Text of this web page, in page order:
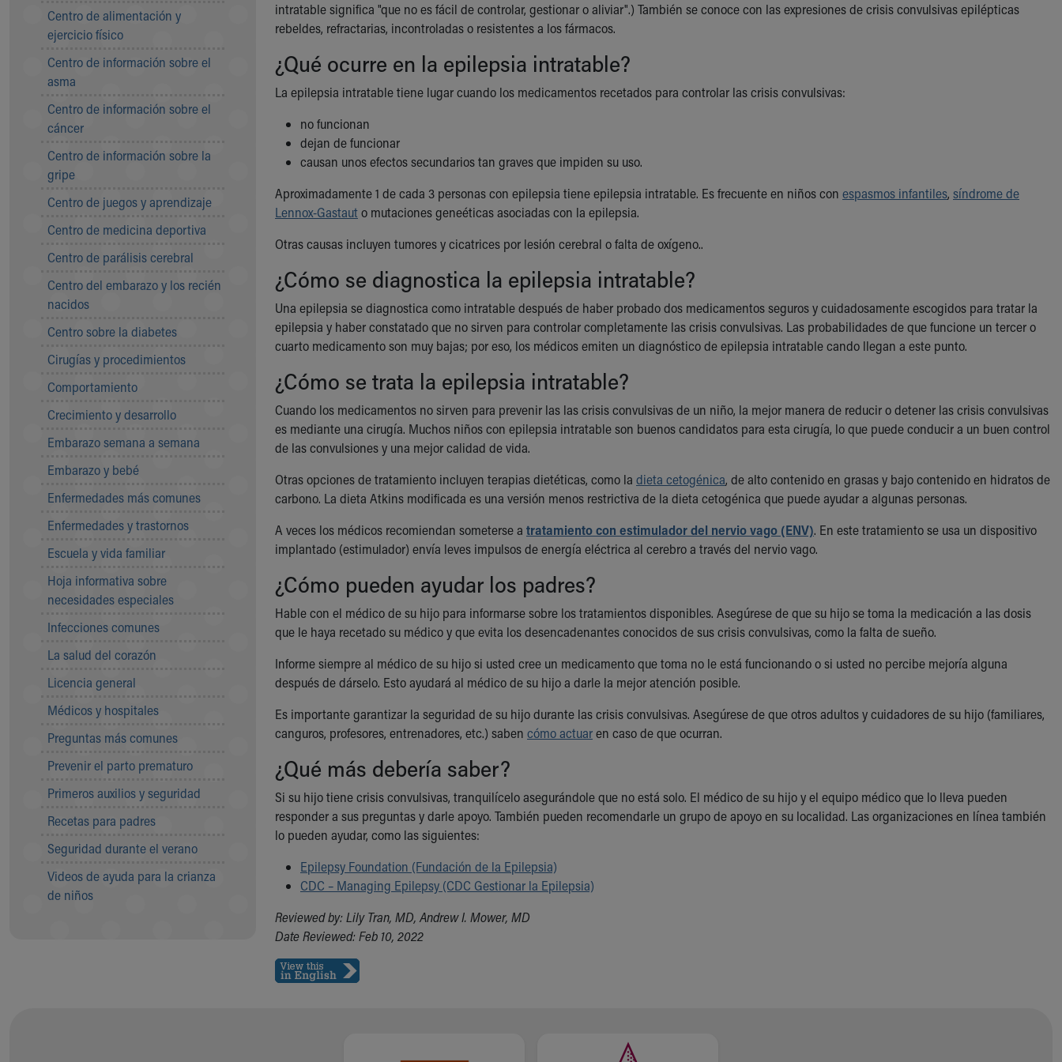
Symptom Checker
Financial Services
Price Estimates
Family Supports
Sports Health Services Provider for Akron Zips
New Parents
Find a Pediatrics Location
MyChart
Make an Appointment
Breastfeeding Medicine
Safe Sleep for Babies
Safe Sleep
Who We Are
Building a Brighter Future
Our Mission, Vision, Promise
Community Mission
Connect With Us
Our Culture of Caring
Our Leadership
Quality and Patient Safety
Unity and Engagement
Women's Board
Our History
Cincinnati Children's
Your Visit
MyChart Telehealth Visits
Doggie Brigade
During Your Visit
Rest Accommodations
Visiting
Department of Public Safety
Health Info
Health Information
Healthy Info, Healthy Kids
Inside Children's Blog
KidsHealth Topics
Family Library
Educational Resources
Injury Prevention
Centro de alimentación y
ejercicio físico
Centro de información sobre el
asma
Centro de información sobre el
cáncer
Centro de información sobre la
gripe
Centro de juegos y aprendizaje
Centro de medicina deportiva
Centro de parálisis cerebral
Centro del embarazo y los recién
nacidos
Centro sobre la diabetes
Cirugías y procedimientos
Comportamiento
Crecimiento y desarrollo
Embarazo semana a semana
Embarazo y bebé
Enfermedades más comunes
Enfermedades y trastornos
Escuela y vida familiar
Hoja informativa sobre
necesidades especiales
Infecciones comunes
La salud del corazón
Licencia general
Médicos y hospitales
Preguntas más comunes
Prevenir el parto prematuro
Primeros auxilios y seguridad
Recetas para padres
Seguridad durante el verano
Videos de ayuda para la crianza
de niños
intratable significa "que no es fácil de controlar, gestionar o aliviar".) También se conoce con las expresiones de crisis convulsivas epilépticas
rebeldes, refractarias, incontroladas o resistentes a los fármacos.
¿Qué ocurre en la epilepsia intratable?
La epilepsia intratable tiene lugar cuando los medicamentos recetados para controlar las crisis convulsivas:
no funcionan
dejan de funcionar
causan unos efectos secundarios tan graves que impiden su uso.
Aproximadamente 1 de cada 3 personas con epilepsia tiene epilepsia intratable. Es frecuente en niños con espasmos infantiles, síndrome de
Lennox-Gastauto mutaciones geneéticas asociadas con la epilepsia.
Otras causas incluyen tumores y cicatrices por lesión cerebral o falta de oxígeno..
¿Cómo se diagnostica la epilepsia intratable?
Una epilepsia se diagnostica como intratable después de haber probado dos medicamentos seguros y cuidadosamente escogidos para tratar la
epilepsia y haber constatado que no sirven para controlar completamente las crisis convulsivas. Las probabilidades de que funcione un tercer o
cuarto medicamento son muy bajas; por eso, los médicos emiten un diagnóstico de epilepsia intratable cando llegan a este punto.
¿Cómo se trata la epilepsia intratable?
Cuando los medicamentos no sirven para prevenir las las crisis convulsivas de un niño, la mejor manera de reducir o detener las crisis convulsivas
es mediante una cirugía. Muchos niños con epilepsia intratable son buenos candidatos para esta cirugía, lo que puede conducir a un buen control
de las convulsiones y una mejor calidad de vida.
Otras opciones de tratamiento incluyen terapias dietéticas, como la dieta cetogénica, de alto contenido en grasas y bajo contenido en hidratos de
carbono. La dieta Atkins modificada es una versión menos restrictiva de la dieta cetogénica que puede ayudar a algunas personas.
A veces los médicos recomiendan someterse a tratamiento con estimulador del nervio vago (ENV). En este tratamiento se usa un dispositivo
implantado (estimulador) envía leves impulsos de energía eléctrica al cerebro a través del nervio vago.
¿Cómo pueden ayudar los padres?
Hable con el médico de su hijo para informarse sobre los tratamientos disponibles. Asegúrese de que su hijo se toma la medicación a las dosis
que le haya recetado su médico y que evita los desencadenantes conocidos de sus crisis convulsivas, como la falta de sueño.
Informe siempre al médico de su hijo si usted cree un medicamento que toma no le está funcionando o si usted no percibe mejoría alguna
después de dárselo. Esto ayudará al médico de su hijo a darle la mejor atención posible.
Es importante garantizar la seguridad de su hijo durante las crisis convulsivas. Asegúrese de que otros adultos y cuidadores de su hijo (familiares,
canguros, profesores, entrenadores, etc.) saben cómo actuaren caso de que ocurran.
¿Qué más debería saber?
Si su hijo tiene crisis convulsivas, tranquilícelo asegurándole que no está solo. El médico de su hijo y el equipo médico que lo lleva pueden
responder a sus preguntas y darle apoyo. También pueden recomendarle un grupo de apoyo en su localidad. Las organizaciones en línea también
lo pueden ayudar, como las siguientes:
Epilepsy Foundation (Fundación de la Epilepsia)
CDC – Managing Epilepsy (CDC Gestionar la Epilepsia)
Reviewed by: Lily Tran, MD, Andrew I. Mower, MD
Date Reviewed: Feb 10, 2022